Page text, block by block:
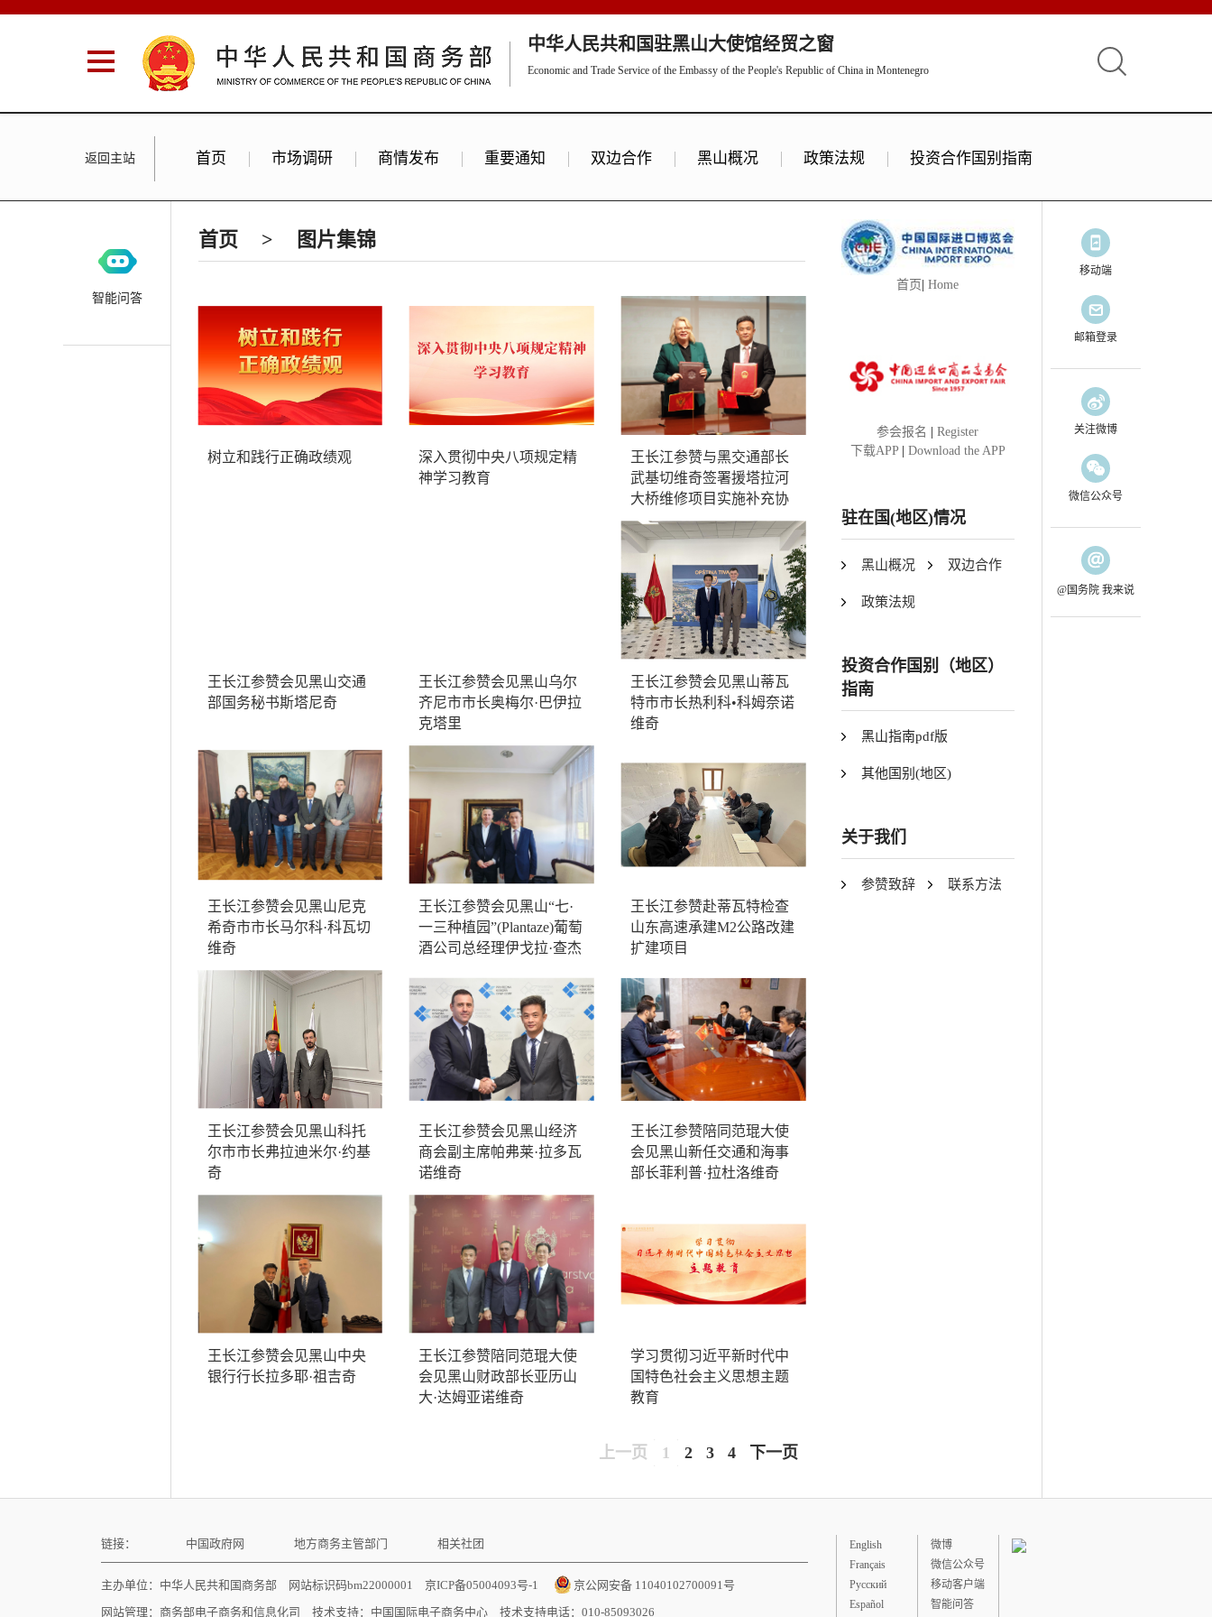
中华人民共和国驻黑山大使馆经贸之窗
Economic and Trade Service of the Embassy of the People's Republic of China in Montenegro
返回主站 首页 市场调研 商情发布 重要通知 双边合作 黑山概况 政策法规 投资合作国别指南
首页 > 图片集锦
树立和践行正确政绩观
深入贯彻中央八项规定精
神学习教育
王长江参赞与黑交通部长
武基切维奇签署援塔拉河
大桥维修项目实施补充协
议
王长江参赞会见黑山交通
部国务秘书斯塔尼奇
王长江参赞会见黑山乌尔
齐尼市市长奥梅尔·巴伊拉
克塔里
王长江参赞会见黑山蒂瓦
特市市长热利科•科姆奈诺
维奇
王长江参赞会见黑山尼克
希奇市市长马尔科·科瓦切
维奇
王长江参赞会见黑山“七·
一三种植园”(Plantaze)葡萄
酒公司总经理伊戈拉·查杰
王长江参赞赴蒂瓦特检查
山东高速承建M2公路改建
扩建项目
王长江参赞会见黑山科托
尔市市长弗拉迪米尔·约基
奇
王长江参赞会见黑山经济
商会副主席帕弗莱·拉多瓦
诺维奇
王长江参赞陪同范琨大使
会见黑山新任交通和海事
部长菲利普·拉杜洛维奇
王长江参赞会见黑山中央
银行行长拉多耶·祖吉奇
王长江参赞陪同范琨大使
会见黑山财政部长亚历山
大·达姆亚诺维奇
学习贯彻习近平新时代中
国特色社会主义思想主题
教育
上一页 1 2 3 4 下一页
首页 |Home
参会报名 |Register
下载APP| Download the APP
驻在国(地区)情况
黑山概况 双边合作
政策法规
投资合作国别（地区）
指南
黑山指南pdf版
其他国别(地区)
关于我们
参赞致辞 联系方法
智能问答
移动端
邮箱登录
关注微博
微信公众号
@国务院 我来说
链接： 中国政府网 地方商务主管部门 相关社团
主办单位：中华人民共和国商务部 网站标识码bm22000001京ICP备05004093号-1
京公网安备 11040102700091号
网站管理：商务部电子商务和信息化司 技术支持： 中国国际电子商务中心 技术支持电话：010-85093026
English
Français
Русский
Español
微博
微信公众号
移动客户端
智能问答